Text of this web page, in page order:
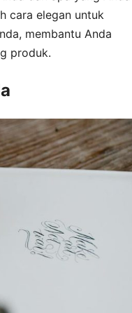
cara elegan untuk
membantu Anda
produk.